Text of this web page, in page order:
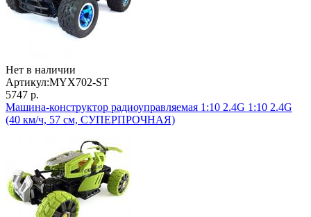
Нет в наличии
Артикул:MYX702-ST
5747 р.
Машина-конструктор радиоуправляемая 1:10 2.4G 1:10 2.4G
(40 км/ч, 57 см, СУПЕРПРОЧНАЯ)